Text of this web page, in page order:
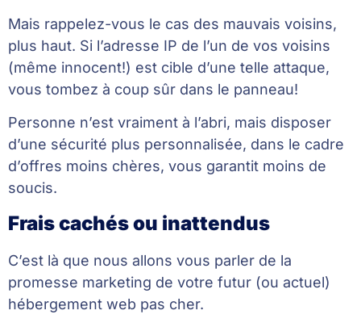
Mais rappelez-vous le cas des mauvais voisins,
plus haut. Si l’adresse IP de l’un de vos voisins
(même innocent!) est cible d’une telle attaque,
vous tombez à coup sûr dans le panneau!
Personne n’est vraiment à l’abri, mais disposer
d’une sécurité plus personnalisée, dans le cadre
d’offres moins chères, vous garantit moins de
soucis.
Frais cachés ou inattendus
C’est là que nous allons vous parler de la
promesse marketing de votre futur (ou actuel)
hébergement web pas cher.